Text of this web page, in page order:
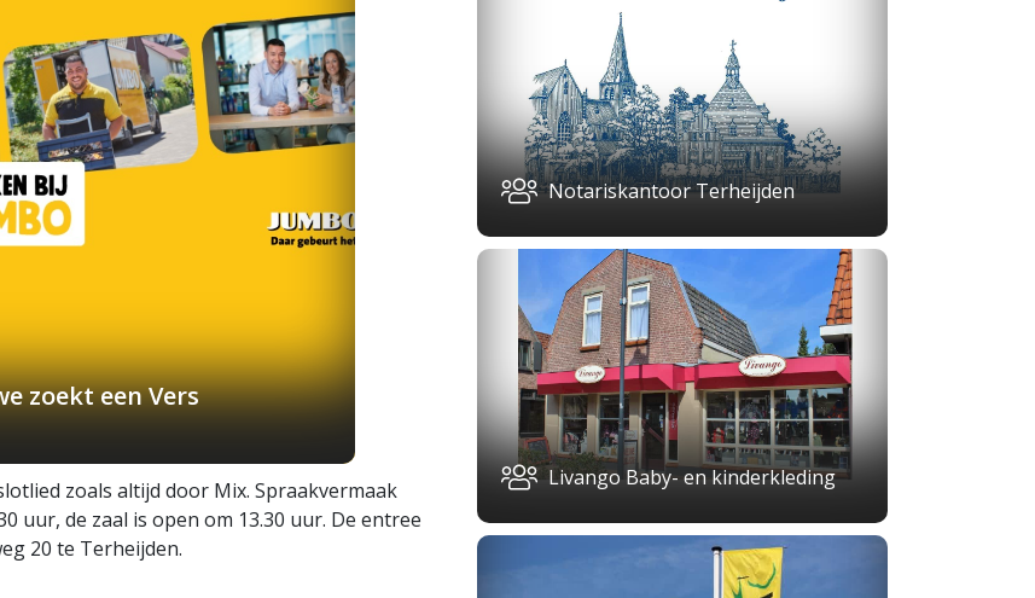
zoekt een Vers
zoals altijd door Mix. Spraakvermaak
uur, de zaal is open om 13.30 uur. De entree
20 te Terheijden.
Notariskantoor Terheijden
Livango Baby- en kinderkleding